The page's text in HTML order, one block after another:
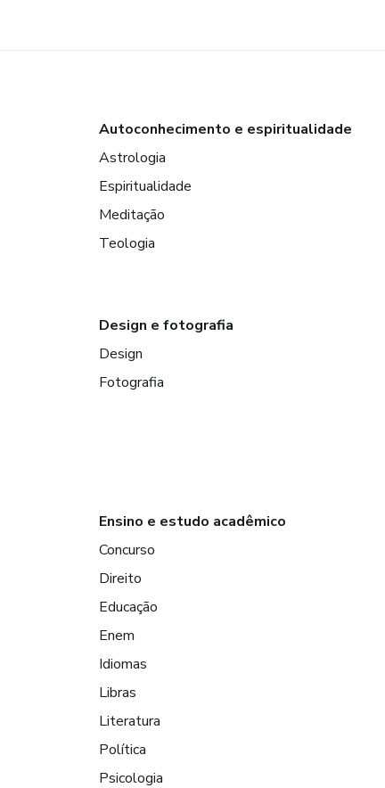
Autoconhecimento e espiritualidade
Astrologia
Espiritualidade
Meditação
Teologia
Design e fotografia
Design
Fotografia
Ensino e estudo acadêmico
Concurso
Direito
Educação
Enem
Idiomas
Libras
Literatura
Política
Psicologia